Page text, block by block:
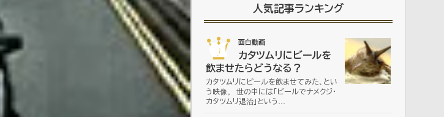
人気記事ランキング
01 面白動画
カタツムリにビールを
飲ませたらどうなる？
カタツムリにビールを飲ませてみた、とい
う映像。 世の中には「ビールでナメクジ・
カタツムリ退治」という…